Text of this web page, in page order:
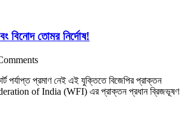
বিনোদ তোমর নির্দোষ!
পর্যাপ্ত প্রমাণ নেই এই যুক্তিতে বিজেপির প্রাক্তন
of India (WFI) এর প্রাক্তন প্রধান ব্রিজভূষণ